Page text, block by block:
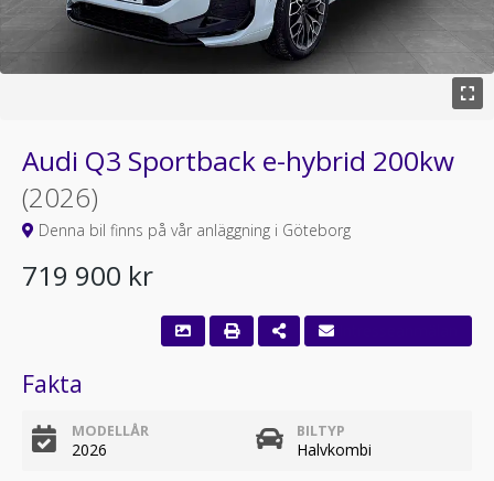
Audi Q3 Sportback e-hybrid 200kw
(2026)
Denna bil finns på vår anläggning i Göteborg
719 900 kr
Fakta
MODELLÅR
2026
BILTYP
Halvkombi